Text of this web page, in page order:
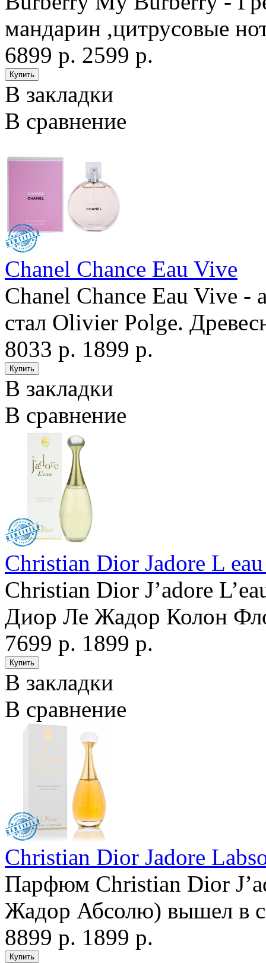
мандарин ,цитрусовые
6899 р. 2599 р.
В закладки
В сравнение
Chanel Chance Eau Vive
Chanel Chance Eau Vive -
стал Olivier Polge.
8033 р. 1899 р.
В закладки
В сравнение
Christian Dior Jadore L
Christian Dior J’adore
Диор Ле Жадор Колон
7699 р. 1899 р.
В закладки
В сравнение
Christian Dior Jadore
Парфюм Christian Dior
Жадор Абсолю) вышел в
8899 р. 1899 р.